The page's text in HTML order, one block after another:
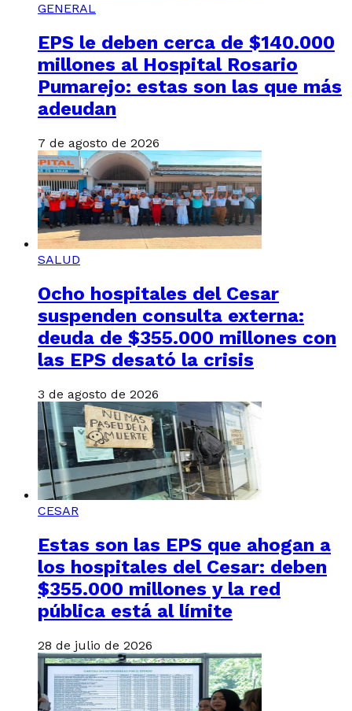
GENERAL
EPS le deben cerca de $140.000
millones al Hospital Rosario
Pumarejo: estas son las que más
adeudan
7 de agosto de 2026
SALUD
Ocho hospitales del Cesar
suspenden consulta externa:
deuda de $355.000 millones con
las EPS desató la crisis
3 de agosto de 2026
CESAR
Estas son las EPS que ahogan a
los hospitales del Cesar: deben
$355.000 millones y la red
pública está al límite
28 de julio de 2026